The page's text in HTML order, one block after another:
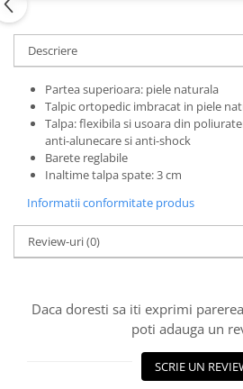
Descriere
Partea superioara: piele naturala
Talpic ortopedic imbracat in piele
Talpa: flexibila si usoara din
anti-alunecare si anti-shock
Barete reglabile
Inaltime talpa spate: 3 cm
Informatii conformitate produs
Review-uri(0)
Daca doresti sa iti exprimi
poti adauga un
SCRIE UN